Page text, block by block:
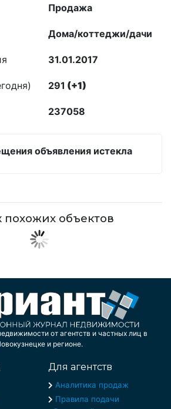
Продажа
Дома/коттеджи/дачи
31.01.2017
291 (+1)
237058
объявления истекла
похожих объектов
от агентств и частных лиц в
и регионе.
Для агентств
Аналитика продаж
Правила подачи